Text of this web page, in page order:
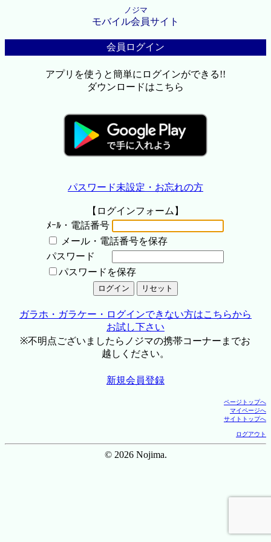
ノジマ
モバイル会員サイト
会員ログイン
アプリを使うと簡単にログインができる!!
ダウンロードはこちら
パスワード未設定・お忘れの方
【ログインフォーム】
ﾒｰﾙ・電話番号
メール・電話番号を保存
パスワード
パスワードを保存
ガラホ・ガラケー・ログインできない方はこちらから
お試し下さい
※不明点ございましたらノジマの携帯コーナーまでお
越しください。
新規会員登録
ページトップへ
マイページへ
サイトトップへ
ログアウト
© 2026 Nojima.